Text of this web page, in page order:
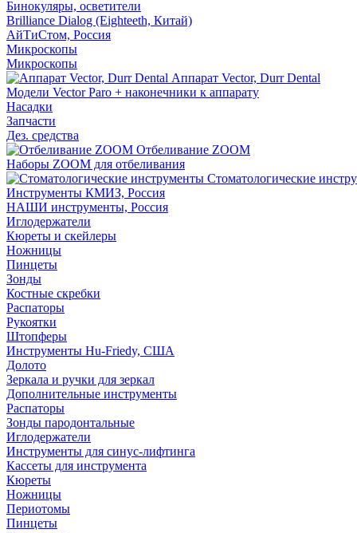
Бинокуляры, осветители
Brilliance Dialog (Eighteeth, Китай)
АйТиСтом, Россия
Микроскопы
Микроскопы
Аппарат Vector, Durr Dental
Модели Vector Paro + наконечники к аппарату
Насадки
Запчасти
Дез. средства
Отбеливание ZOOM
Наборы ZOOM для отбеливания
Стоматологические
Инструменты КМИЗ, Россия
НАШИ инструменты, Россия
Иглодержатели
Кюреты и скейлеры
Ножницы
Пинцеты
Зонды
Костные скребки
Распаторы
Рукоятки
Штопферы
Инструменты Hu-Friedy, США
Долото
Зеркала и ручки для зеркал
Дополнительные инструменты
Распаторы
Зонды пародонтальные
Иглодержатели
Инструменты для синус-лифтинга
Кассеты для инструмента
Кюреты
Ножницы
Периотомы
Пинцеты